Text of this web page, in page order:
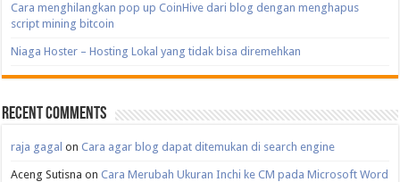
Cara menghilangkan pop up CoinHive dari blog dengan menghapus
script mining bitcoin
Niaga Hoster – Hosting Lokal yang tidak bisa diremehkan
Recent Comments
raja gagal onCara agar blog dapat ditemukan di search engine
Aceng Sutisna onCara Merubah Ukuran Inchi ke CM pada Microsoft Word